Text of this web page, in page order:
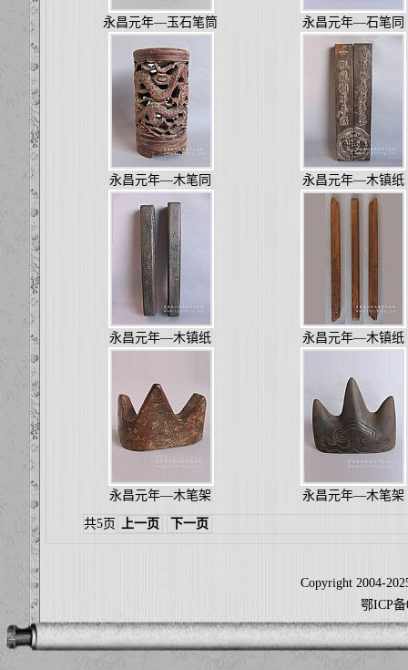
永昌元年—玉石笔筒 永昌元年—石笔同
永昌元年—木笔同 永昌元年—木镇纸
永昌元年—木镇纸 永昌元年—木镇纸
永昌元年—木笔架 永昌元年—木笔架
共5页 上一页 下一页
Copyright 2004-
鄂ICP备